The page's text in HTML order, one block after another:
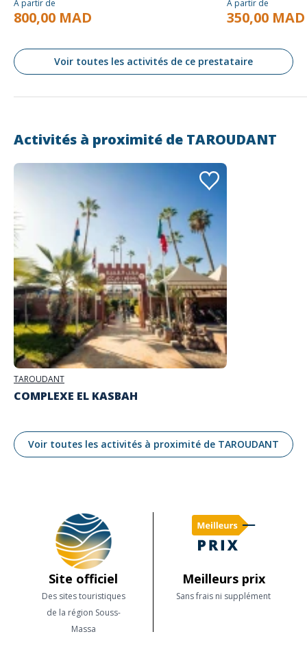
À partir de
800,00 MAD
À partir de
350,00 MAD
Voir toutes les activités de ce prestataire
Activités à proximité de TAROUDANT
TAROUDANT
COMPLEXE EL KASBAH
Voir toutes les activités à proximité de TAROUDANT
Site officiel
Des sites touristiques
de la région Souss-
Massa
Meilleurs prix
Sans frais ni supplément